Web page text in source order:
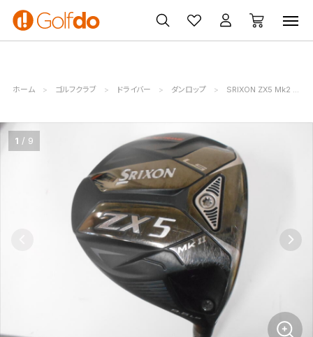
ゴルフ
クラブ
ゴルフ用品
買取
無料査定
クーポン
一覧
ホーム ゴルフクラブ ドライバー ダンロップ SRIXON ZX5 Mk2 LS
1 9